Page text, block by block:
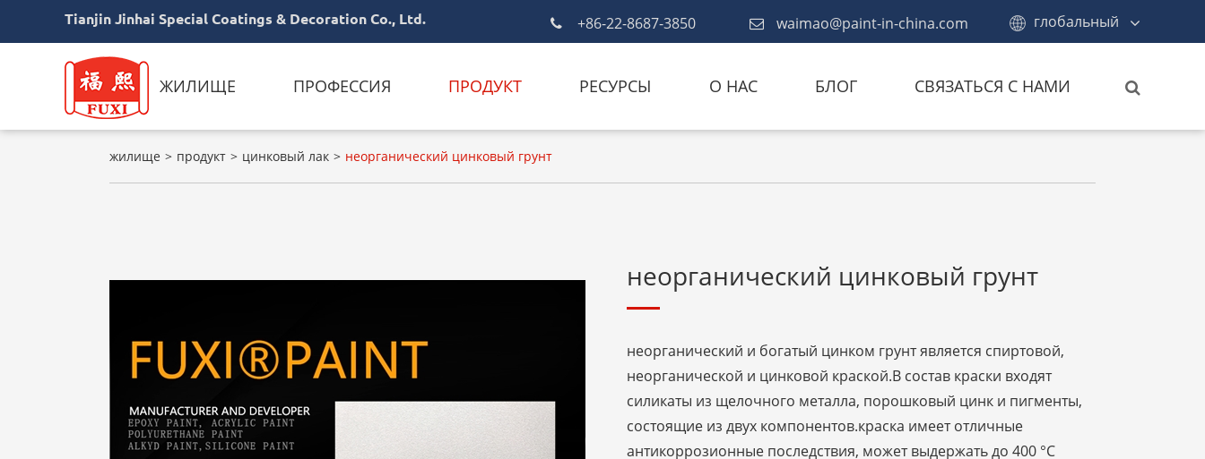
Tianjin Jinhai Special Coatings & Decoration Co., Ltd. +86-22-8687-3850 waimao@paint-in-china.com глобальный
ЖИЛИЩЕ ПРОФЕССИЯ ПРОДУКТ РЕСУРСЫ О НАС БЛОГ СВЯЗАТЬСЯ С НАМИ
жилище продукт цинковый лак неорганический цинковый грунт
неорганический цинковый грунт
неорганический и богатый цинком грунт является спиртовой,
неорганической и цинковой краской.В состав краски входят
силикаты из щелочного металла, порошковый цинк и пигменты,
состоящие из двух компонентов.краска имеет отличные
антикоррозионные последствия, может выдержать до 400 °C